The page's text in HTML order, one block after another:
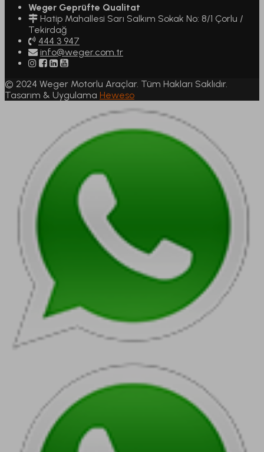
Weger Geprüfte Qualitat
Hatip Mahallesi Sarı Salkım Sokak No: 8/1 Çorlu /
Tekirdağ
444 3 947
info@weger.com.tr
© 2024 Weger Motorlu Araçlar. Tüm Hakları Saklıdır.
Tasarım & Uygulama Heweso